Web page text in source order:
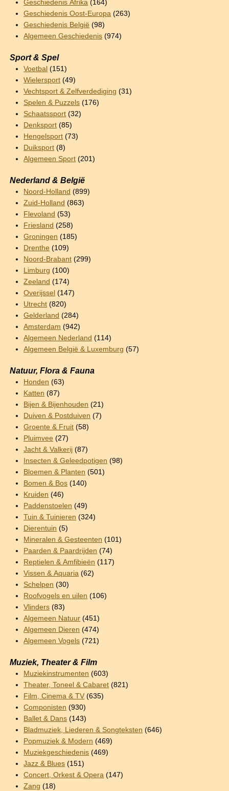
Geschiedenis Afrika (164)
Geschiedenis Oost-Europa (263)
Geschiedenis België (98)
Algemeen Geschiedenis (974)
Sport & Spel
Voetbal (151)
Wielersport (49)
Vechtsport & Zelfverdediging (31)
Spelen & Puzzels (176)
Schaatssport (32)
Denksport (85)
Hengelsport (73)
Duiksport (8)
Algemeen Sport (201)
Nederland & België
Noord-Holland (899)
Zuid-Holland (863)
Flevoland (53)
Friesland (258)
Groningen (185)
Drenthe (109)
Noord-Brabant (299)
Limburg (100)
Zeeland (174)
Overijssel (147)
Utrecht (820)
Gelderland (284)
Amsterdam (942)
Algemeen Nederland (114)
Algemeen België & Luxemburg (57)
Natuur, Flora & Fauna
Honden (63)
Katten (87)
Bijen & Bijenhouden (21)
Duiven & Postduiven (7)
Groente & Fruit (58)
Pluimvee (27)
Jacht & Valkerij (87)
Insecten & Geleedpotigen (98)
Bloemen & Planten (501)
Bomen & Bos (140)
Kruiden (46)
Paddenstoelen (49)
Tuin & Tuinieren (324)
Dierentuin (5)
Mineralen & Gesteenten (101)
Paarden & Paardrijden (74)
Reptielen & Amfibieën (117)
Vissen & Aquaria (62)
Schelpen (30)
Roofvogels en uilen (106)
Vlinders (83)
Algemeen Natuur (451)
Algemeen Dieren (474)
Algemeen Vogels (721)
Muziek, Theater & Film
Muziekinstrumenten (603)
Theater, Toneel & Cabaret (821)
Film, Cinema & TV (635)
Componisten (930)
Ballet & Dans (143)
Bladmuziek, Liederen & Songteksten (646)
Popmuziek & Modern (469)
Muziekgeschiedenis (469)
Jazz & Blues (151)
Concert, Orkest & Opera (147)
Zang (18)